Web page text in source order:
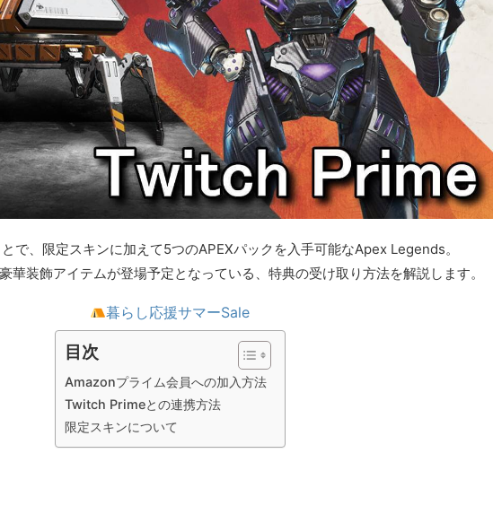
で、限定スキンに加えて5つのAPEXパックを入手可能なApex Legends。
華装飾アイテムが登場予定となっている、特典の受け取り方法を解説します。
暮らし応援サマーSale
目次
Amazonプライム会員への加入方法
Twitch Primeとの連携方法
限定スキンについて